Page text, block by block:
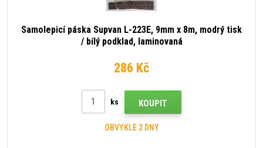
Samolepicí páska Supvan L-223E, 9mm x 8m, modrý tisk
/ bílý podklad, laminovaná
286 Kč
ks KOUPIT
OBVYKLE 2 DNY